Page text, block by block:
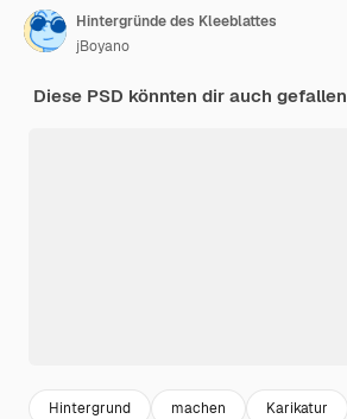
Hintergründe des Kleeblattes
jBoyano
Diese PSD könnten dir auch gefallen
Hintergrund machen Karikatur